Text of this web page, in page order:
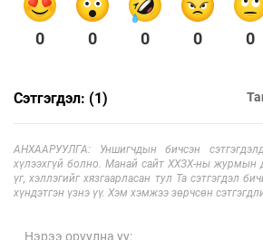
0 0 0 0 0
Сэтгэгдэл: (1)
АНХААРУУЛГА: Уншигчдын бичсэн
хүлээхгүй болно. Манай сайт ХХЗХ-ны журмын
үг, хэллэгийг хязгаарласан тул Та сэтгэгдэл
хүндэтгэн үзнэ үү. Хэм хэмжээ зөрчсөн